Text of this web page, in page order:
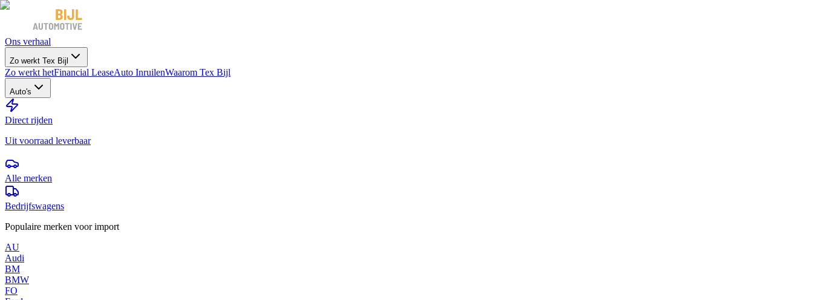
Ons verhaal
Zo werkt Tex Bijl
Zo werkt hetFinancial LeaseAuto InruilenWaarom Tex Bijl
Auto's
Direct rijden
Uit voorraad leverbaar
Alle merken
Bedrijfswagens
Populaire merken voor import
AU
Audi
BM
BMW
FO